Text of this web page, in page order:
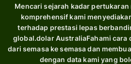
Mencari sejarah kadar pertukaran
komprehensif kami
terhadap prestasi lepas
global.dolar AustraliaFahami cara
dari semasa ke semasa dan
dengan data kami yang